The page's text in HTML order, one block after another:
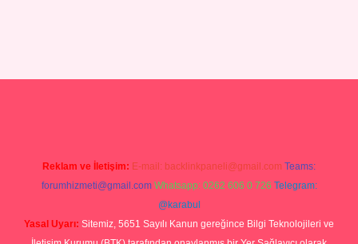
Reklam ve İletişim: E-mail: backlinkpaneli@gmail.com Teams:
forumhizmeti@gmail.com Whatsapp: 0262 606 0 726 Telegram:
@karabul
Yasal Uyarı: Sitemiz, 5651 Sayılı Kanun gereğince Bilgi Teknolojileri ve